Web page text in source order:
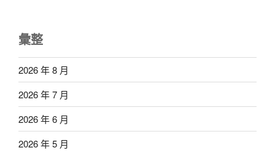
彙整
2026 年 8 月
2026 年 7 月
2026 年 6 月
2026 年 5 月